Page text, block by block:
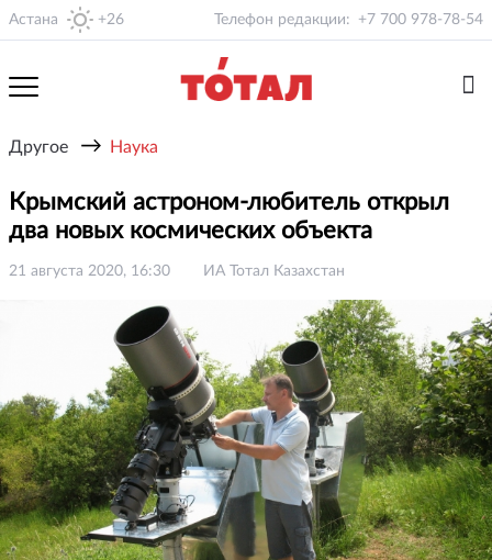
Астана +26 Телефон редакции: +7 700 978-78-54
Другое → Наука
Крымский астроном-любитель открыл
два новых космических объекта
21 августа 2020, 16:30 ИА Тотал Казахстан